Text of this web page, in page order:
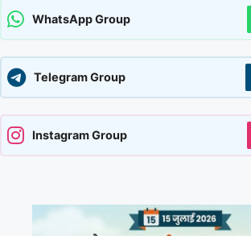
WhatsApp Group
Telegram Group
Instagram Group